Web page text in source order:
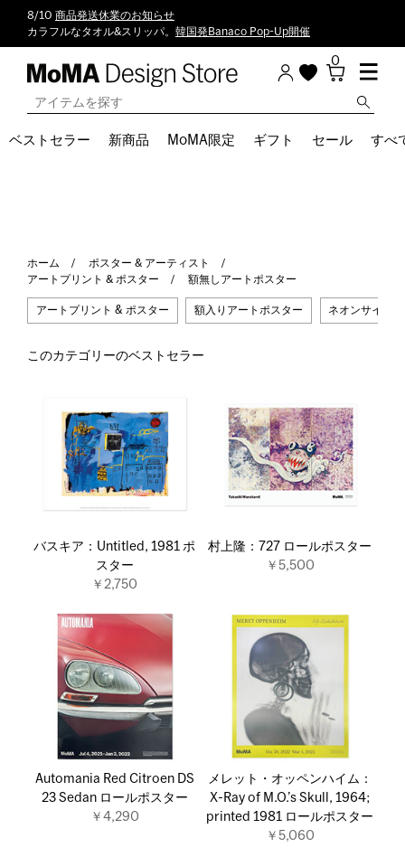
8/10 商品発送休業のお知らせ
カラフルなタオル&スリッパ。 韓国発Banaco Pop-Up開催
0
ベストセラー 新商品 MoMA限定 ギフト セール すべ
ホーム
ポスター & アーティスト
アートプリント & ポスター
額無しアートポスター
アートプリント & ポスター 額入りアートポスター ネオンサイン
このカテゴリーのベストセラー
バスキア：Untitled, 1981 ポ
スター
￥2,750
村上隆：727 ロールポスター
￥5,500
Automania Red Citroen DS
23 Sedan ロールポスター
￥4,290
メレット・オッペンハイム：
X-Ray of M.O.’s Skull, 1964;
printed 1981 ロールポスター
￥5,060